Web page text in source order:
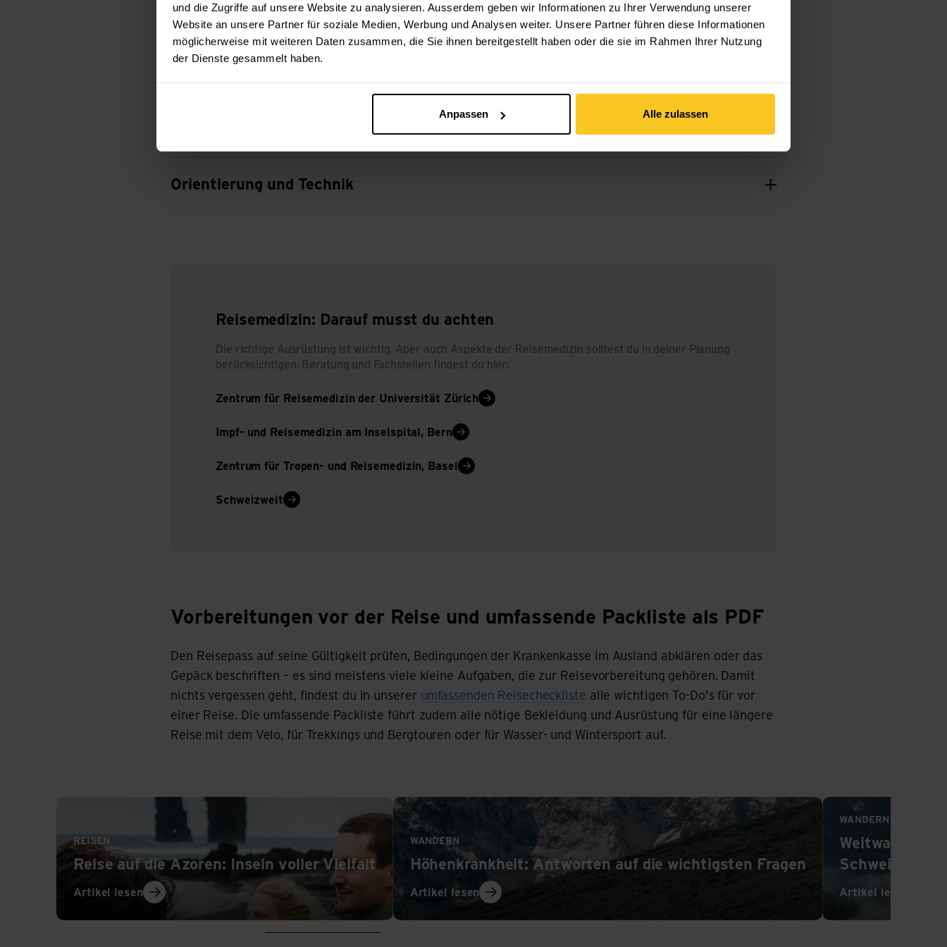
und die Zugriffe auf unsere Website zu analysieren. Ausserdem geben wir Informationen zu Ihrer Verwendung unserer
Website an unsere Partner für soziale Medien, Werbung und Analysen weiter. Unsere Partner führen diese Informationen
möglicherweise mit weiteren Daten zusammen, die Sie ihnen bereitgestellt haben oder die sie im Rahmen Ihrer Nutzung
der Dienste gesammelt haben.
Anpassen Alle zulassen
Kleidung und Schuhe für verschiedene Wetterbedingungen und Aktivitäten
Orientierung und Technik
Reisemedizin: Darauf musst du achten
Die richtige Ausrüstung ist wichtig. Aber auch Aspekte der Reisemedizin solltest du in deiner Planung
berücksichtigen. Beratung und Fachstellen findest du hier:
Zentrum für Reisemedizin der Universität Zürich
Impf- und Reisemedizin am Inselspital, Bern
Zentrum für Tropen- und Reisemedizin, Basel
Schweizweit
Vorbereitungen vor der Reise und umfassende Packliste als PDF
Den Reisepass auf seine Gültigkeit prüfen, Bedingungen der Krankenkasse im Ausland abklären oder das
Gepäck beschriften – es sind meistens viele kleine Aufgaben, die zur Reisevorbereitung gehören. Damit
nichts vergessen geht, findest du in unserer umfassenden Reisecheckliste alle wichtigen To-Do's für vor
einer Reise. Die umfassende Packliste führt zudem alle nötige Bekleidung und Ausrüstung für eine längere
Reise mit dem Velo, für Trekkings und Bergtouren oder für Wasser- und Wintersport auf.
REISEN
Reise auf die Azoren: Inseln voller Vielfalt
Artikel lesen
WANDERN
Höhenkrankheit: Antworten auf die wichtigsten Fragen
Artikel lesen
Artikel lesen
WANDERN
Weitwandern:
Schweiz und
Artikel lesen
Artikel lesen